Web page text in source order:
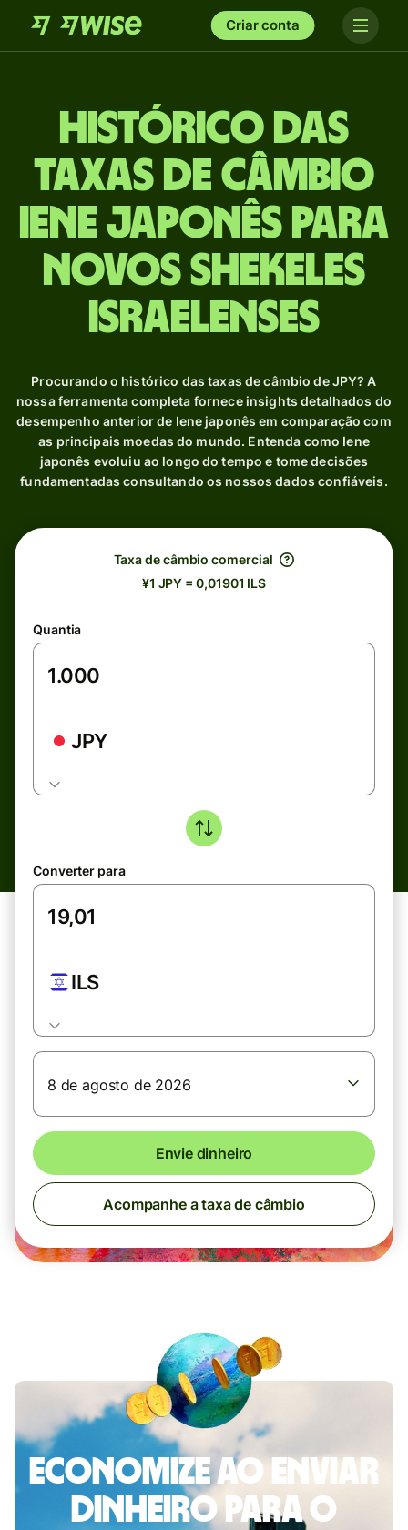
Criar conta
Histórico das
taxas de câmbio
Iene japonês para
Novos shekeles
israelenses
Procurando o histórico das taxas de câmbio de JPY? A
nossa ferramenta completa fornece insights detalhados do
desempenho anterior de Iene japonês em comparação com
as principais moedas do mundo. Entenda como Iene
japonês evoluiu ao longo do tempo e tome decisões
fundamentadas consultando os nossos dados confiáveis.
Taxa de câmbio comercial
¥1 JPY = 0,01901 ILS
Quantia
JPY
Converter para
ILS
8 de agosto de 2026
Envie dinheiro
Acompanhe a taxa de câmbio
Economize ao enviar
dinheiro para o